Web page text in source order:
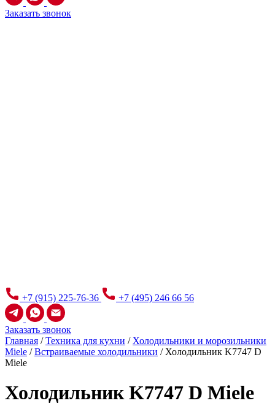
Заказать звонок
+7 (915) 225-76-36 +7 (495) 246 66 56
Заказать звонок
Главная /Техника для кухни / Холодильники и морозильники
Miele /Встраиваемые холодильники / Холодильник K7747 D
Miele
Холодильник K7747 D Miele